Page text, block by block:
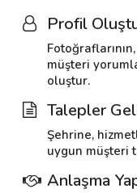
Profil
müşteri
oluştur.
Talepler
Şehrine,
uygun müşteri
Anlaşma